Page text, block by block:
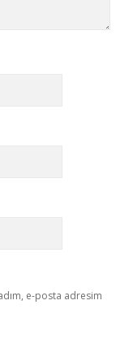
e-posta adresim